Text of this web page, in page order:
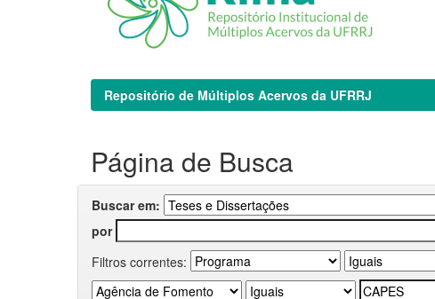
Repositório de Múltiplos Acervos da UFRRJ
Página de Busca
Buscar em:
por
Filtros correntes: